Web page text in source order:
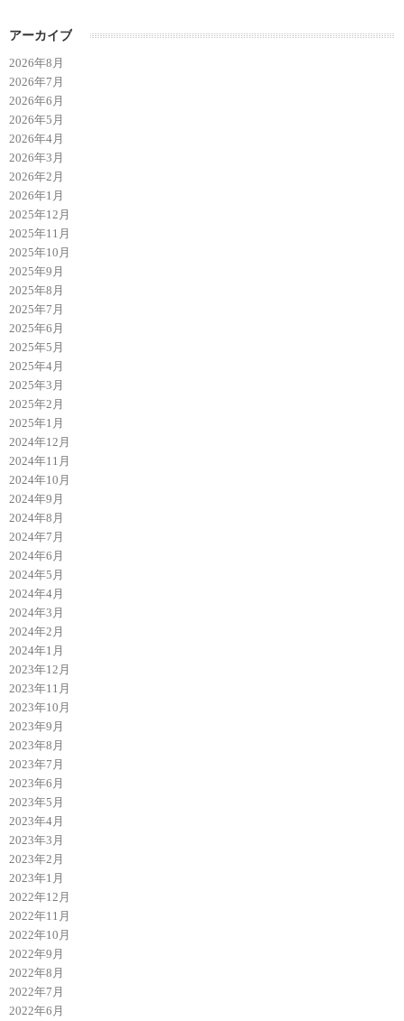
アーカイブ
2026年8月
2026年7月
2026年6月
2026年5月
2026年4月
2026年3月
2026年2月
2026年1月
2025年12月
2025年11月
2025年10月
2025年9月
2025年8月
2025年7月
2025年6月
2025年5月
2025年4月
2025年3月
2025年2月
2025年1月
2024年12月
2024年11月
2024年10月
2024年9月
2024年8月
2024年7月
2024年6月
2024年5月
2024年4月
2024年3月
2024年2月
2024年1月
2023年12月
2023年11月
2023年10月
2023年9月
2023年8月
2023年7月
2023年6月
2023年5月
2023年4月
2023年3月
2023年2月
2023年1月
2022年12月
2022年11月
2022年10月
2022年9月
2022年8月
2022年7月
2022年6月